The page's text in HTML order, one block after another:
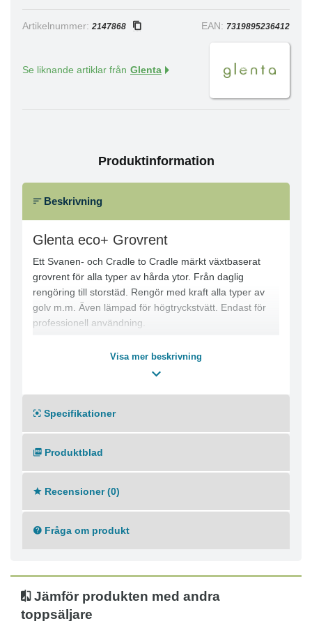
Artikelnummer: 2147868 EAN: 7319895236412
Se liknande artiklar från Glenta
Produktinformation
Beskrivning
Glenta eco+ Grovrent
Ett Svanen- och Cradle to Cradle märkt växtbaserat
grovrent för alla typer av hårda ytor. Från daglig
rengöring till storstäd. Rengör med kraft alla typer av
golv m.m. Även lämpad för högtryckstvätt. Endast för
professionell användning.
- Löser effektivt svåra fläckar trots lågt pH värde
fett, sot, nikotin, tusch, bläck m.m
- Produkten efterlämnar en ren yta utan rester
- Producerat i en svensk ISO 9001 och ISO 14001
certifierad fabrik
- Svanen
Visa mer beskrivning
Specifikationer
Produktblad
Recensioner (0)
Fråga om produkt
Jämför produkten med andra
toppsäljare